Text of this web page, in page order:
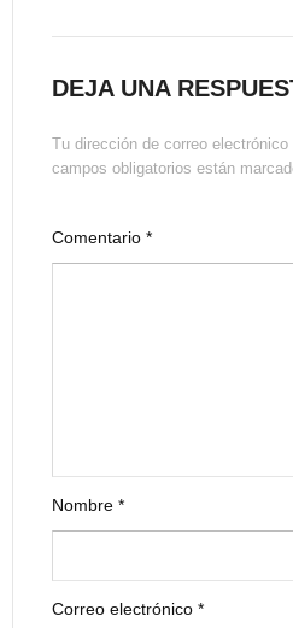
DEJA UNA
Tu dirección de correo
campos obligatorios están
Comentario *
Nombre *
Correo electrónico *